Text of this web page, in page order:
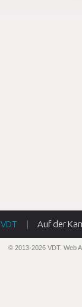
VDT | Auf der
© 2013-2026 VDT. Web